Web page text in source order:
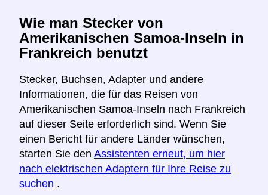
Wie man Stecker von
Amerikanischen Samoa-Inseln in
Frankreich benutzt
Stecker, Buchsen, Adapter und andere
Informationen, die für das Reisen von
Amerikanischen Samoa-Inseln nach Frankreich
auf dieser Seite erforderlich sind. Wenn Sie
einen Bericht für andere Länder wünschen,
starten Sie den Assistenten erneut, um hier
nach elektrischen Adaptern für Ihre Reise zu
suchen .